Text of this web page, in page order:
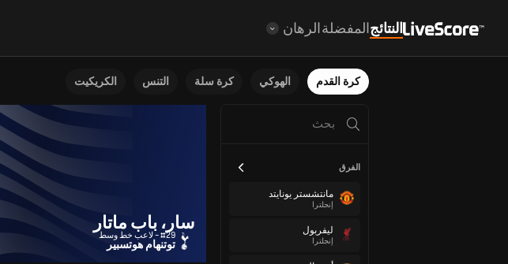
النتائجالمفضلةالرهان
كرة القدم الهوكي كرة سلة التنس الكريكيت
الفرق
مانتشستر يونايتد
إنجلترا
ليفربول
إنجلترا
سار، باب ماتار
#29 - لاعب خط وسط
توتنهام هوتسبير